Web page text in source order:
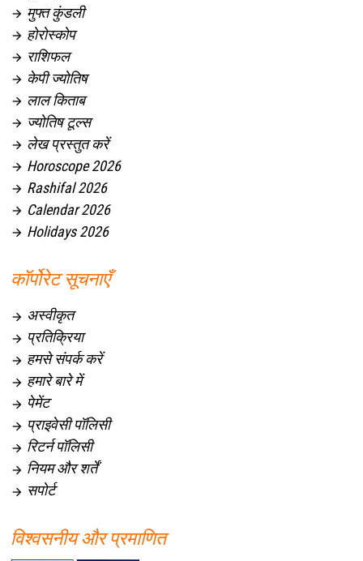
 मुफ्त कुंडली
 होरोस्कोप
 राशिफल
 केपी ज्योतिष
 लाल किताब
 ज्योतिष टूल्स
 लेख प्रस्तुत करें
 Horoscope 2026
 Rashifal 2026
 Calendar 2026
 Holidays 2026
कॉर्पोरेट सूचनाएँ
 अस्वीकृत
 प्रतिक्रिया
 हमसे संपर्क करें
 हमारे बारे में
 पेमेंट
 प्राइवेसी पॉलिसी
 रिटर्न पॉलिसी
 नियम और शर्तें
 सपोर्ट
विश्वसनीय और प्रमाणित